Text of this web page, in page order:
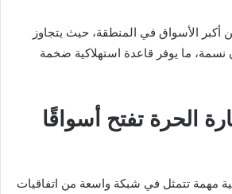
أكبر الأسواق في المنطقة، حيث يتجاوز
120 مليون نسمة، ما يوفر قاعدة استهلاكية ضخمة
الحرة تفتح أسواقًا
مهمة تتمثل في شبكة واسعة من اتفاقيات